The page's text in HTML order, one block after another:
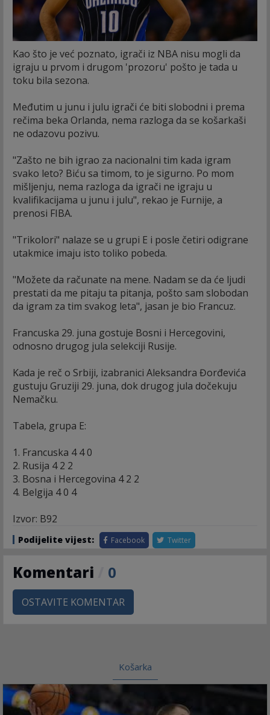
Kao što je već poznato, igrači iz NBA nisu mogli da
igraju u prvom i drugom 'prozoru' pošto je tada u
toku bila sezona.
Međutim u junu i julu igrači će biti slobodni i prema
rečima beka Orlanda, nema razloga da se košarkaši
ne odazovu pozivu.
"Zašto ne bih igrao za nacionalni tim kada igram
svako leto? Biću sa timom, to je sigurno. Po mom
mišljenju, nema razloga da igrači ne igraju u
kvalifikacijama u junu i julu", rekao je Furnije, a
prenosi FIBA.
"Trikolori" nalaze se u grupi E i posle četiri odigrane
utakmice imaju isto toliko pobeda.
"Možete da računate na mene. Nadam se da će ljudi
prestati da me pitaju ta pitanja, pošto sam slobodan
da igram za tim svakog leta", jasan je bio Francuz.
Francuska 29. juna gostuje Bosni i Hercegovini,
odnosno drugog jula selekciji Rusije.
Kada je reč o Srbiji, izabranici Aleksandra Đorđevića
gustuju Gruziji 29. juna, dok drugog jula dočekuju
Nemačku.
Tabela, grupa E:
1. Francuska 4 4 0
2. Rusija 4 2 2
3. Bosna i Hercegovina 4 2 2
4. Belgija 4 0 4
Izvor: B92
Podijelite vijest: Facebook Twitter
Komentari 0
OSTAVITE KOMENTAR
Košarka